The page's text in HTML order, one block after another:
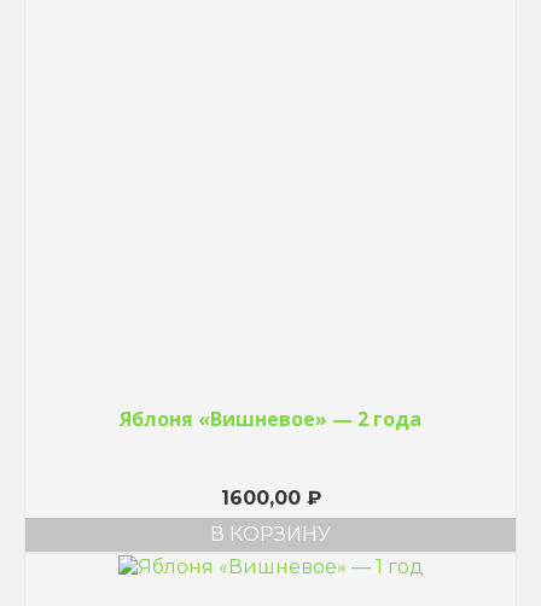
Яблоня «Вишневое» — 2 года
1600,00 ₽
В КОРЗИНУ